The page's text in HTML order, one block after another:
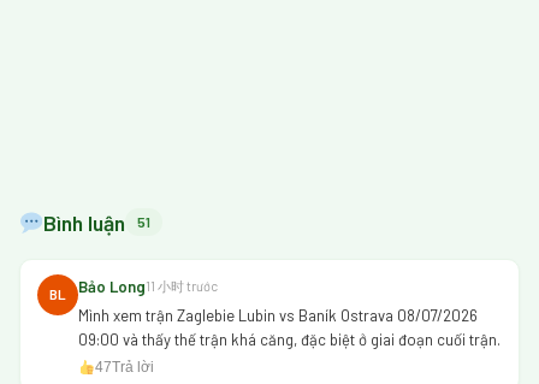
Bình luận 51
BL Bảo Long11 小时 trước
Mình xem trận Zaglebie Lubin vs Baník Ostrava 08/07/2026
09:00 và thấy thế trận khá căng, đặc biệt ở giai đoạn cuối trận.
47Trả lời